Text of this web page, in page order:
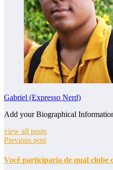
Gabriel (Expresso Nerd)
Add your Biographical
view all posts
Previous post
Você participaria de qual clube